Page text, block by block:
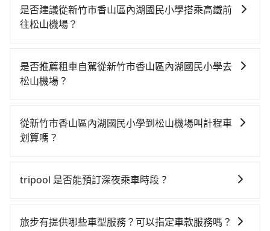
是否建議從新竹市香山區內湖國民小學搭乘高鐵前
往松山機場？
場，高鐵較貴、費時、轉車麻煩！從最早06:36一直到
23:27，新竹-台北一天最多有63班次高鐵可搭乘。假設
35分鐘。抵達高鐵站後，步行進站、現場購票並於月台
排隊的時間約15分鐘，再乘坐31~36分鐘（平均34分）
花17分鐘、車費300元後，抵達松山機場 (台北市松山區)
使用tripool並到府專車接送，則每人平均花費約520
是否推薦租車自駕從新竹市香山區內湖國民小學去
松山機場？
時不需要閉目養神（因為要自己開車），在北北基桃竹
有提供甲地乙還的iRent應該適合你。註冊完iRent的
山區內湖國民小學到松山機場的花費預估為$650~850，
和運的iRent只提供最基本的車型，如Toyota Yaris、
從新竹市香山區內湖國民小學到松山機場叫計程車
划算嗎？
灣大車隊、Uber、Line Taxi、Yoxi等，如果在路邊攔不
里程跳錶計算，價格約為2,395~2,900元間，但如改預約
tripool 是否能預訂深夜乘車時段？
旅步有提供哪些車型服務？可以指定車款服務嗎？